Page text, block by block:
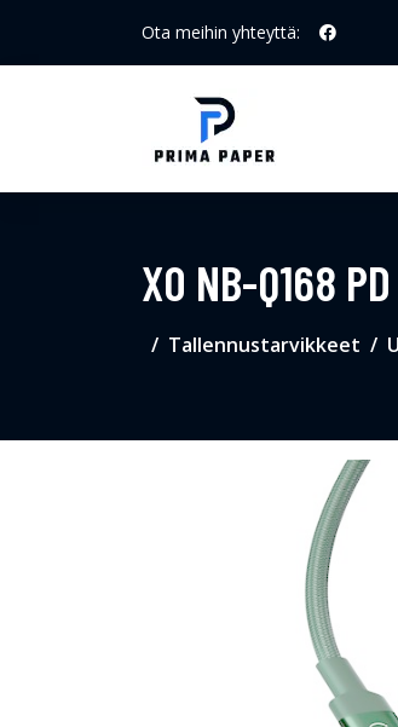
Ota meihin yhteyttä:
XO NB-Q168
Tallennustarvikkeet